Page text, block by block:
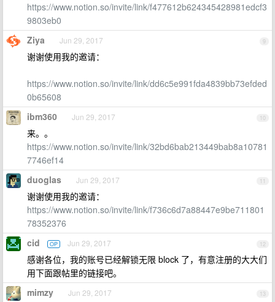
https://www.notion.so/invite/link/f477612b624345428981edcf3
9803eb0
9
Ziya Jun 29, 2017
谢谢使用我的邀请：
https://www.notion.so/invite/link/dd6c5e991fda4839bb73efded
0b65608
10
ibm360 Jun 29, 2017
来。。
https://www.notion.so/invite/link/32bd6bab213449bab8a10781
7746ef14
11
duoglas Jun 29, 2017
谢谢使用我的邀请：
https://www.notion.so/invite/link/f736c6d7a88447e9be711801
78352376
12
cid OP Jun 29, 2017
感谢各位，我的账号已经解锁无限 block 了，有意注册的大大们
用下面跟帖里的链接吧。
13
mimzy Jun 29, 2017